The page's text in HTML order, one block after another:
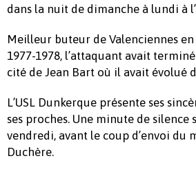
dans la nuit de dimanche à lundi à
Meilleur buteur de Valenciennes en
1977-1978, l’attaquant avait
cité de Jean Bart où il avait évolué
L’USL Dunkerque présente ses
ses proches. Une minute de silence
vendredi, avant le coup d’envoi du
Duchère.